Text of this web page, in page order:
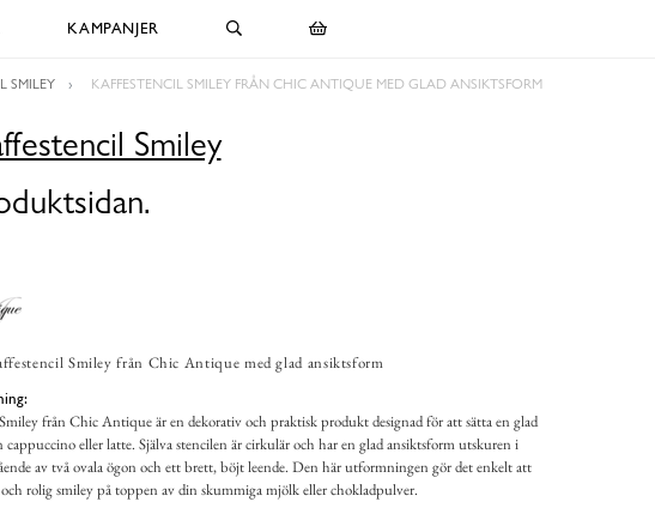
KAMPANJER
SMILEY KAFFESTENCIL SMILEY FRÅN CHIC ANTIQUE MED GLAD ANSIKTSFORM
Smiley
Smiley från Chic Antique med glad ansiktsform
från Chic Antique är en dekorativ och praktisk produkt designad för att sätta en glad
cappuccino eller latte. Själva stencilen är cirkulär och har en glad ansiktsform utskuren i
av två ovala ögon och ett brett, böjt leende. Den här utformningen gör det enkelt att
och rolig smiley på toppen av din skummiga mjölk eller chokladpulver.